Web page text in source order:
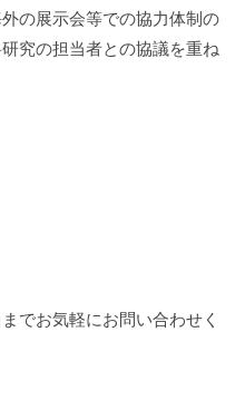
の展示会等での協力体制の
究の担当者との協議を重ね
でお気軽にお問い合わせく